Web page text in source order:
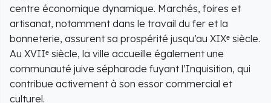
centre économique dynamique. Marchés, foires et
artisanat, notamment dans le travail du fer et la
bonneterie, assurent sa prospérité jusqu’au XIXᵉ siècle.
Au XVIIᵉ siècle, la ville accueille également une
communauté juive sépharade fuyant l’Inquisition, qui
contribue activement à son essor commercial et
culturel.